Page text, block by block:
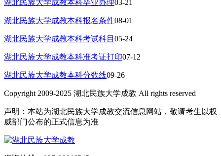
湖北民族大学成教本科毕业办理03-21
湖北民族大学成教本科报名条件08-01
湖北民族大学成教本科考试科目 05-24
湖北民族大学成教本科准考证打印07-12
湖北民族大学成教本科分数线09-26
Copyright 2009-2025 湖北民族大学成教 All rights reserved
声明：本站为湖北民族大学成教交流信息网站，敬请考生以权
威部门公布的正式信息为准